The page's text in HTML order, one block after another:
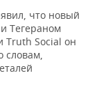
что новый
Тегераном
Truth Social он
словам,